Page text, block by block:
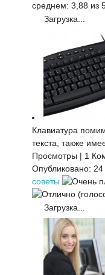
среднем: 3,88 из
Загрузка...
Клавиатура
текста, также
Просмотры | 1
Опубликовано:
советы
Загрузка...